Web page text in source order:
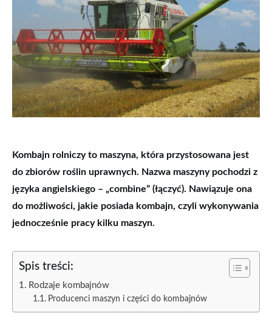
Kombajn rolniczy to maszyna, która przystosowana jest
do zbiorów roślin uprawnych. Nazwa maszyny pochodzi z
języka angielskiego – „combine” (łączyć). Nawiązuje ona
do możliwości, jakie posiada kombajn, czyli wykonywania
jednocześnie pracy kilku maszyn.
Spis treści:
Rodzaje kombajnów
Producenci maszyn i części do kombajnów